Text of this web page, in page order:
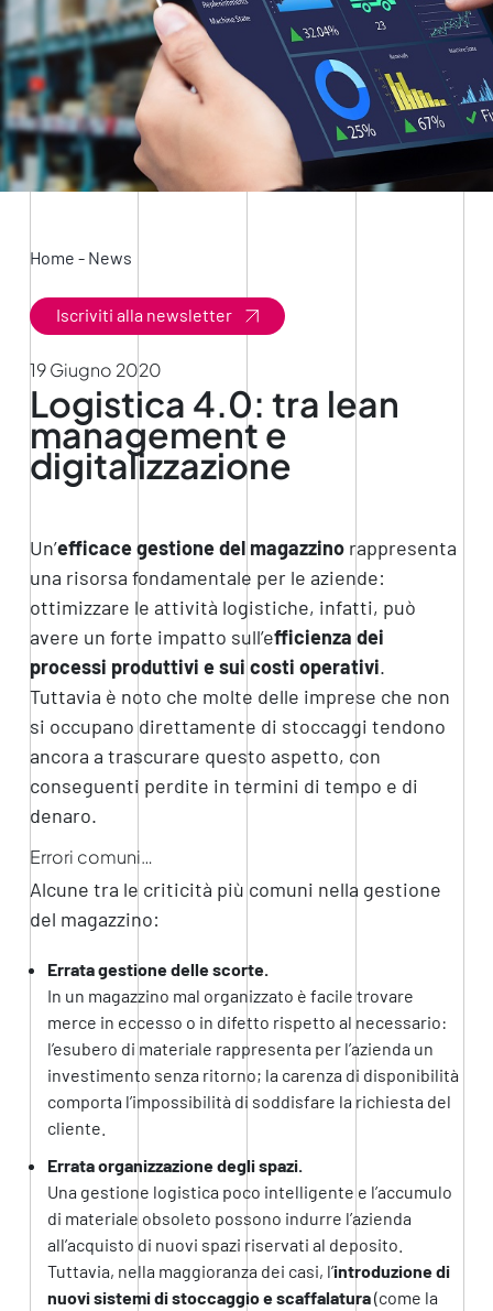
Home - News
Iscriviti alla newsletter
19 Giugno 2020
Logistica 4.0: tra lean
management e
digitalizzazione
Un’efficace gestione del magazzinorappresenta
una risorsa fondamentale per le aziende:
ottimizzare le attività logistiche, infatti, può
avere un forte impatto sull’efficienza dei
processi produttivi e sui costi operativi.
Tuttavia è noto che molte delle imprese che non
si occupano direttamente di stoccaggi tendono
ancora a trascurare questo aspetto, con
conseguenti perdite in termini di tempo e di
denaro.
Errori comuni…
Alcune tra le criticità più comuni nella gestione
del magazzino:
Errata gestione delle scorte.
In un magazzino mal organizzato è facile trovare
merce in eccesso o in difetto rispetto al necessario:
l’esubero di materiale rappresenta per l’azienda un
investimento senza ritorno; la carenza di disponibilità
comporta l’impossibilità di soddisfare la richiesta del
cliente.
Errata organizzazione degli spazi.
Una gestione logistica poco intelligente e l’accumulo
di materiale obsoleto possono indurre l’azienda
all’acquisto di nuovi spazi riservati al deposito.
Tuttavia, nella maggioranza dei casi, l’introduzione di
nuovi sistemi di stoccaggio e scaffalatura(come la